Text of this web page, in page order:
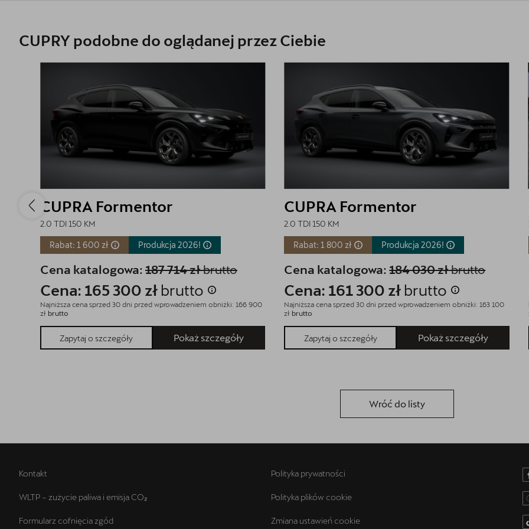
CUPRY podobne do oglądanej przez Ciebie
CUPRA Formentor
2.0 TDI 150 KM
Rabat: 1 600 zł Produkcja 2026!
Cena katalogowa: 187 714 złbrutto
Cena: 165 300 zł brutto
Najniższa cena sprzed 30 dni przed wprowadzeniem obniżki: 166 900
zł brutto
Zapytaj o szczegóły Pokaż szczegóły
CUPRA Formentor
2.0 TDI 150 KM
Rabat: 1 800 zł Produkcja 2026!
Cena katalogowa: 184 030 złbrutto
Cena: 161 300 zł brutto
Najniższa cena sprzed 30 dni przed wprowadzeniem obniżki: 163 100
zł brutto
Zapytaj o szczegóły Pokaż szczegóły
Wróć do listy
Kontakt
WLTP – zużycie paliwa i emisja CO₂
Formularz cofnięcia zgód
Polityka prywatności
Polityka plików cookie
Zmiana ustawień cookie